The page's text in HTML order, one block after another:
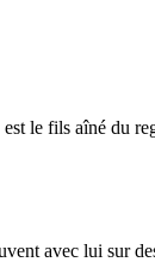
le fils aîné du
avec lui sur